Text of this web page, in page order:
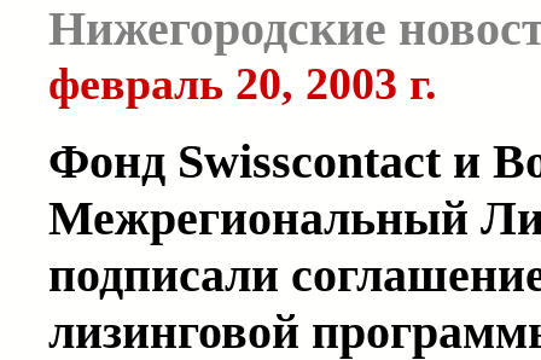
Нижегородские
февраль 20, 2003 г.
Фонд Swisscontact и
Межрегиональный
подписали
лизинговой